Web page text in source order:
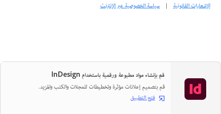
الإشعارات القانونية | سياسة الخصوصية عبر الإنترنت
قم بإنشاء مواد مطبوعة ورقمية باستخدام InDesign
قم بتصميم إعلانات مؤثرة وتخطيطات للمجلات والكتب والمزيد.
فتح التطبيق